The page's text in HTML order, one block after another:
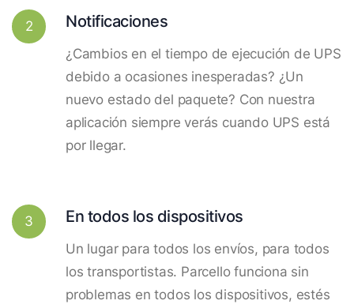
2 Notificaciones
¿Cambios en el tiempo de ejecución de UPS
debido a ocasiones inesperadas? ¿Un
nuevo estado del paquete? Con nuestra
aplicación siempre verás cuando UPS está
por llegar.
3 En todos los dispositivos
Un lugar para todos los envíos, para todos
los transportistas. Parcello funciona sin
problemas en todos los dispositivos, estés